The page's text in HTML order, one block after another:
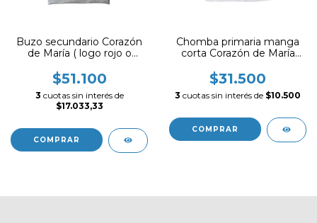
Buzo secundario Corazón
de María ( logo rojo o
disponibilidad)
$51.100
3 cuotas sin interés de
$17.033,33
COMPRAR
Chomba primaria manga
corta Corazón de María
disponibilidad)
$31.500
3 cuotas sin interés de $10.500
COMPRAR